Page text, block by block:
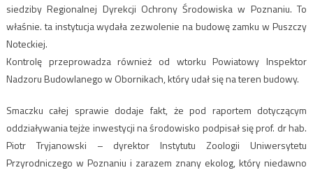
siedziby Regionalnej Dyrekcji Ochrony Środowiska w Poznaniu. To
właśnie. ta instytucja wydała zezwolenie na budowę zamku w Puszczy
Noteckiej.
Kontrolę przeprowadza również od wtorku Powiatowy Inspektor
Nadzoru Budowlanego w Obornikach, który udał się na teren budowy.
Smaczku całej sprawie dodaje fakt, że pod raportem dotyczącym
oddziaływania tejże inwestycji na środowisko podpisał się prof. dr hab.
Piotr Tryjanowski – dyrektor Instytutu Zoologii Uniwersytetu
Przyrodniczego w Poznaniu i zarazem znany ekolog, który niedawno